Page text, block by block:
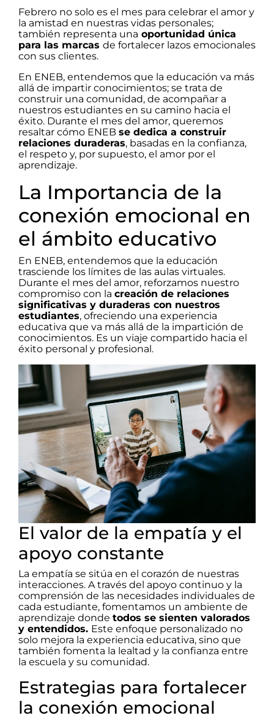
Febrero no solo es el mes para celebrar el amor y
la amistad en nuestras vidas personales;
también representa una oportunidad única
para las marcas de fortalecer lazos emocionales
con sus clientes.
En ENEB, entendemos que la educación va más
allá de impartir conocimientos; se trata de
construir una comunidad, de acompañar a
nuestros estudiantes en su camino hacia el
éxito. Durante el mes del amor, queremos
resaltar cómo ENEB se dedica a construir
relaciones duraderas, basadas en la confianza,
el respeto y, por supuesto, el amor por el
aprendizaje.
La Importancia de la
conexión emocional en
el ámbito educativo
En ENEB, entendemos que la educación
trasciende los límites de las aulas virtuales.
Durante el mes del amor, reforzamos nuestro
compromiso con la creación de relaciones
significativas y duraderas con nuestros
estudiantes, ofreciendo una experiencia
educativa que va más allá de la impartición de
conocimientos. Es un viaje compartido hacia el
éxito personal y profesional.
El valor de la empatía y el
apoyo constante
La empatía se sitúa en el corazón de nuestras
interacciones. A través del apoyo continuo y la
comprensión de las necesidades individuales de
cada estudiante, fomentamos un ambiente de
aprendizaje donde todos se sienten valorados
y entendidos. Este enfoque personalizado no
solo mejora la experiencia educativa, sino que
también fomenta la lealtad y la confianza entre
la escuela y su comunidad.
Estrategias para fortalecer
la conexión emocional